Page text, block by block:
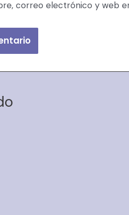
correo electrónico y web